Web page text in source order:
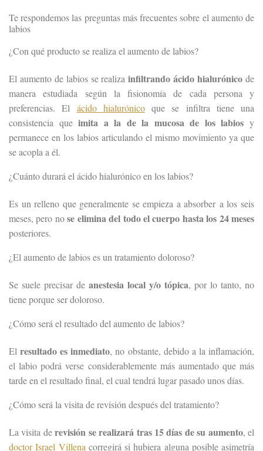
Te respondemos las preguntas más frecuentes sobre el aumento de
labios
¿Con qué producto se realiza el aumento de labios?
El aumento de labios se realizainfiltrando ácido hialurónico de
manera estudiada según la fisionomía de cada persona y
preferencias. El ácido hialurónicoque se infiltra tiene una
consistencia queimita a la de la mucosa de los labios y
permanece en los labios articulando el mismo movimiento ya que
se acopla a él.
¿Cuánto durará el ácido hialurónico en los labios?
Es un relleno que generalmente se empieza a absorber a los seis
meses, pero nose elimina del todo el cuerpo hasta los 24 meses
posteriores.
¿El aumento de labios es un tratamiento doloroso?
Se suele precisar de anestesia local y/o tópica, por lo tanto, no
tiene porque ser doloroso.
¿Cómo será el resultado del aumento de labios?
Elresultado es inmediato, no obstante, debido a la inflamación,
el labio podrá verse considerablemente más aumentado que más
tarde en el resultado final, el cual tendrá lugar pasado unos días.
¿Cómo será la visita de revisión después del tratamiento?
La visita derevisión se realizará tras 15 días de su aumento, el
doctor Israel Villena corregirá si hubiera alguna posible asimetría